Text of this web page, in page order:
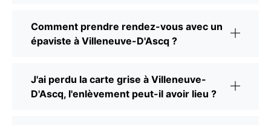
Comment prendre rendez-vous avec un
épaviste à Villeneuve-D'Ascq ?
J'ai perdu la carte grise à Villeneuve-
D'Ascq, l'enlèvement peut-il avoir lieu ?